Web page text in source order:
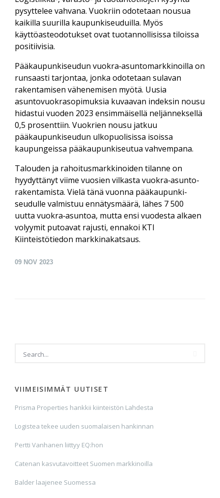
pysyttelee vahvana. Vuokriin odotetaan nousua
kaikilla suurilla kaupunki­seuduilla. Myös
käyttöaste­odotukset ovat tuotannollisissa tiloissa
positiivisia.
Pääkaupunkiseudun vuokra‑asunto­­markkinoilla on
runsaasti tarjontaa, jonka odotetaan sulavan
rakentamisen vähenemisen myötä. Uusia
asuntovuokra­sopimuksia kuvaavan indeksin nousu
hidastui vuoden 2023 ensimmäisellä neljänneksellä
0,5 prosenttiin. Vuokrien nousu jatkuu
pääkaupunki­seudun ulko­puolisissa isoissa
kaupungeissa pääkaupunki­seutua vahvempana.
Talouden ja rahoitus­markkinoiden tilanne on
hyydyttänyt viime vuosien vilkasta vuokra‑asunto­
rakentamista. Vielä tänä vuonna pääkaupunki­
seudulle valmistuu ennätys­määrä, lähes 7 500
uutta vuokra‑asuntoa, mutta ensi vuodesta alkaen
volyymit putoavat rajusti, ennakoi KTI
Kiinteistötiedon markkinakatsaus.
09 NOV 2023
VIIMEISIMMÄT UUTISET
Prisma Properties hankkii kiinteistön Lahdesta
Logistea tekee uuden suomalaisen hankinnan
Pertti Vanhanen liittyy EQ:hon
Catenan kasvutavoitteet Suomen markkinoilla
Balder laajenee Suomessa